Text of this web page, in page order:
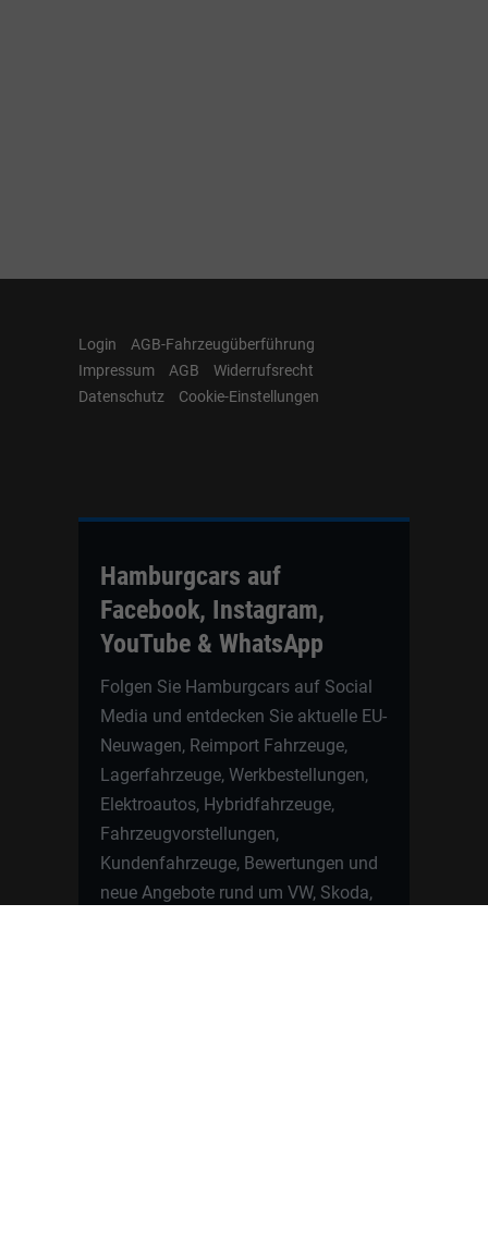
Login
AGB-Fahrzeugüberführung
Impressum
AGB
Widerrufsrecht
Datenschutz
Cookie-Einstellungen
Hamburgcars auf
Facebook, Instagram,
YouTube & WhatsApp
Folgen Sie Hamburgcars auf Social
Media und entdecken Sie aktuelle EU-
Neuwagen, Reimport Fahrzeuge,
Lagerfahrzeuge, Werkbestellungen,
Elektroautos, Hybridfahrzeuge,
Fahrzeugvorstellungen,
Kundenfahrzeuge, Bewertungen und
neue Angebote rund um VW, Skoda,